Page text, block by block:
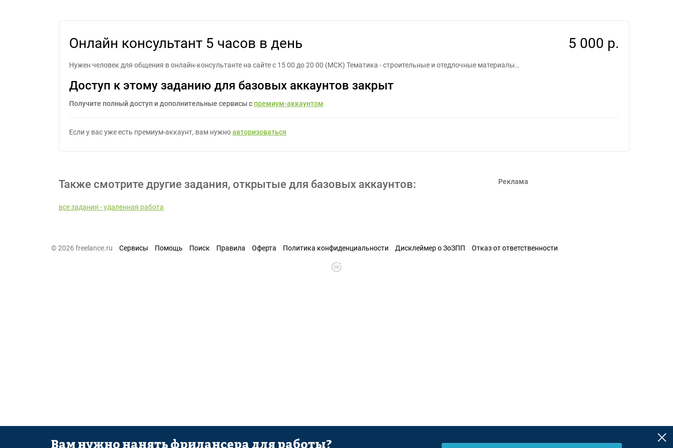
Онлайн консультант 5 часов в день 5 000 р.
Нужен человек для общения в онлайн-консультанте на сайте с 15 00 до 20 00 (МСК) Тематика - строительные и отедлочные материалы…
Доступ к этому заданию для базовых аккаунтов закрыт
Получите полный доступ и дополнительные сервисы с премиум-аккаунтом
Если у вас уже есть премиум-аккаунт, вам нужноавторизоваться
Также смотрите другие задания, открытые для базовых аккаунтов:
все задания - удаленная работа
Реклама
© 2026 freelance.ru Сервисы Помощь Поиск Правила Оферта Политика конфиденциальности Дисклеймер о ЗоЗПП Отказ от ответственности
Вам нужно нанять фрилансера для работы?